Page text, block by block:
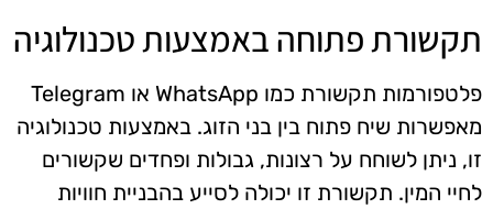
תקשורת פתוחה באמצעות טכנולוגיה
פלטפורמות תקשורת כמו WhatsApp או Telegram
מאפשרות שיח פתוח בין בני הזוג. באמצעות טכנולוגיה
זו, ניתן לשוחח על רצונות, גבולות ופחדים שקשורים
לחיי המין. תקשורת זו יכולה לסייע בהבניית חוויות